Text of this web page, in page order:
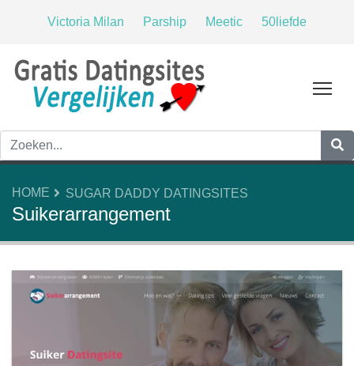
Victoria Milan Parship Meetic 50liefde
HOME SUGAR DADDY DATINGSITES
Suikerarrangement